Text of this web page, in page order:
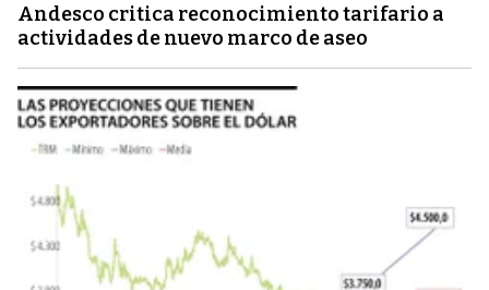
Andesco critica reconocimiento tarifario a
actividades de nuevo marco de aseo